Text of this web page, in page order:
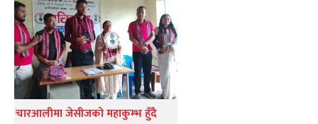
चारआलीमा जेसीजको महाकुम्भ हुँदै